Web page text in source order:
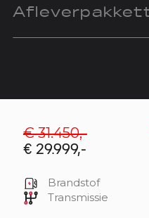
€ 31.450,-
€ 29.999,-
Brandstof
Transmissie